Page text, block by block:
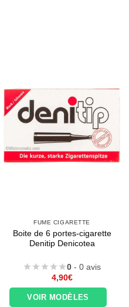
FUME CIGARETTE
Boite de 6 portes-cigarette
Denitip Denicotea
0 - 0 avis
4,90€
VOIR MODÈLES